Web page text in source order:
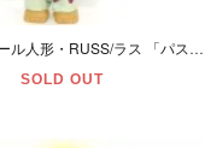
TROLL/トロール人形・RUSS/ラス 「パステルオレンジ/Ｍ/イースターラビット・ペインター」
SOLD OUT